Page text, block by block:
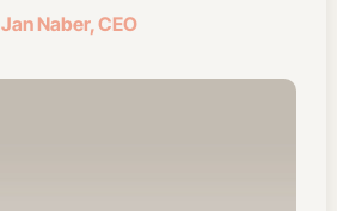
Jan Naber, CEO